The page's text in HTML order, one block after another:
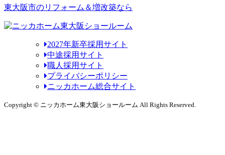
東大阪市のリフォーム＆増改築なら
2027年新卒採用サイト
中途採用サイト
職人採用サイト
プライバシーポリシー
ニッカホーム総合サイト
Copyright © ニッカホーム東大阪ショールーム All Rights Reserved.